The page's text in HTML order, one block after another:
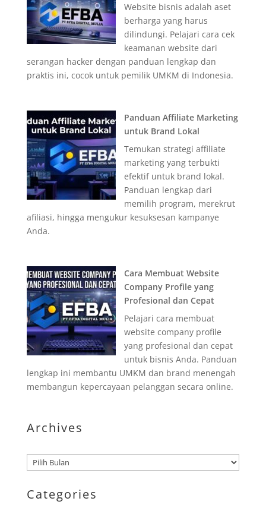
Website bisnis adalah aset
berharga yang harus
dilindungi. Pelajari cara cek
keamanan website dari
serangan hacker dengan panduan lengkap dan
praktis ini, cocok untuk pemilik UMKM di Indonesia.
Panduan Affiliate Marketing
untuk Brand Lokal
Temukan strategi affiliate
marketing yang terbukti
efektif untuk brand lokal.
Panduan lengkap dari
memilih program, merekrut
afiliasi, hingga mengukur kesuksesan kampanye
Anda.
Cara Membuat Website
Company Profile yang
Profesional dan Cepat
Pelajari cara membuat
website company profile
yang profesional dan cepat
untuk bisnis Anda. Panduan
lengkap ini membantu UMKM dan brand menengah
membangun kepercayaan pelanggan secara online.
Archives
Arsip
Categories